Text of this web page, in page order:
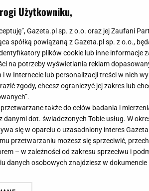
do Bożego
Użytkowniku,
Gazeta.pl sp. z o.o. oraz jej Zaufani
spółką powiązaną z Gazeta.pl sp. z o.o.,
plików cookie lub inne informacje
na potrzeby wyświetlania reklam
w Internecie lub personalizacji treści w nich
zgody, chcesz ograniczyć jej zakres lub
także do celów badania i
danymi dot. świadczonych Tobie usług. W
się w oparciu o uzasadniony interes
przetwarzaniu możesz się sprzeciwić,
– w zależności od zakresu sprzeciwu i
danych osobowych znajdziesz w dokumencie